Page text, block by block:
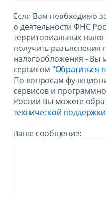
Если Вам необходимо
о деятельности ФНС
территориальных
получить разъяснения
налогообложения - Вы
сервисом "Обратиться
По вопросам
сервисов и
России Вы можете
технической
Ваше сообщение: